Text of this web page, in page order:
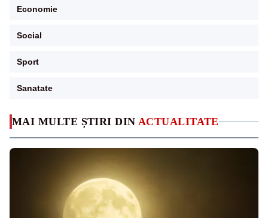
MAI MULTE ȘTIRI DIN ACTUALITATE
Economie
Social
Sport
Sanatate